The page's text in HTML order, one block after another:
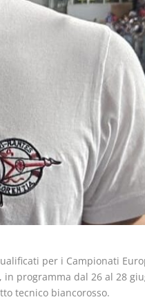
per i Campionati
in programma dal 26 al 28
tecnico biancorosso.